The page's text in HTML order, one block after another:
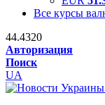
Все курсы
44.4320
Авторизация
Поиск
UA